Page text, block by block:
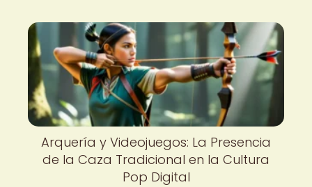
Arquería y Videojuegos: La Presencia
de la Caza Tradicional en la Cultura
Pop Digital